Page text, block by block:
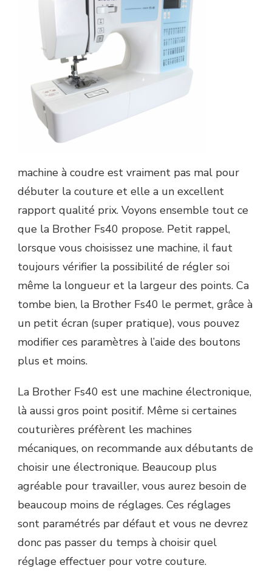
machine à coudre est vraiment pas mal pour
débuter la couture et elle a un excellent
rapport qualité prix. Voyons ensemble tout ce
que la Brother Fs40 propose. Petit rappel,
lorsque vous choisissez une machine, il faut
toujours vérifier la possibilité de régler soi
même la longueur et la largeur des points. Ca
tombe bien, la Brother Fs40 le permet, grâce à
un petit écran (super pratique), vous pouvez
modifier ces paramètres à l’aide des boutons
plus et moins.
La Brother Fs40 est une machine électronique,
là aussi gros point positif. Même si certaines
couturières préfèrent les machines
mécaniques, on recommande aux débutants de
choisir une électronique. Beaucoup plus
agréable pour travailler, vous aurez besoin de
beaucoup moins de réglages. Ces réglages
sont paramétrés par défaut et vous ne devrez
donc pas passer du temps à choisir quel
réglage effectuer pour votre couture.